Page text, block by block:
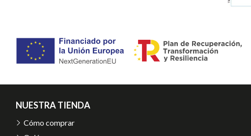
NUESTRA TIENDA
Cómo comprar